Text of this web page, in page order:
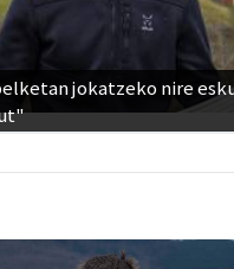
jokatzeko nire